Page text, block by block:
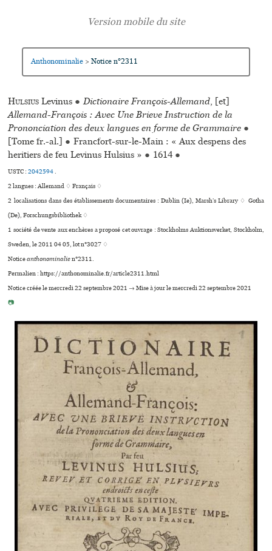
Anthonominalie > Notice n°2311
Hulsius Levinus ● Dictionaire François-Allemand, [et]
Allemand-François : Avec Une Brieve Instruction de la
Prononciation des deux langues en forme de Grammaire ●
[Tome fr.-al.] ● Francfort-sur-le-Main : « Aux despens des
heritiers de feu Levinus Hulsius » ● 1614 ●
USTC :2042594.
2 langues :Allemand ♢Français ♢
2 localisations dans des établissements documentaires : Dublin (Ie), Marsh’s Library ♢ Gotha
(De), Forschungsbibliothek ♢
1 société de vente aux enchères a proposé cet ouvrage : Stockholms Auktionsverket, Stockholm,
Sweden, le 2011 04 05, lot n°3027 ♢
Noticeanthonominalien°2311.
Permalien : https://anthonominalie.fr/article2311.html
Notice créée le mercredi 22 septembre 2021 → Mise à jour le mercredi 22 septembre 2021
📷